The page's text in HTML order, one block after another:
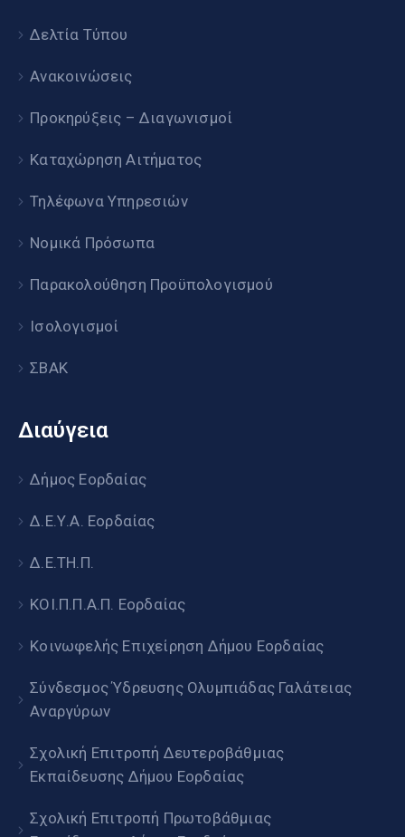
Δελτία Τύπου
Ανακοινώσεις
Προκηρύξεις – Διαγωνισμοί
Καταχώρηση Αιτήματος
Τηλέφωνα Υπηρεσιών
Νομικά Πρόσωπα
Παρακολούθηση Προϋπολογισμού
Ισολογισμοί
ΣΒΑΚ
Διαύγεια
Δήμος Εορδαίας
Δ.Ε.Υ.Α. Εορδαίας
Δ.Ε.ΤΗ.Π.
ΚΟΙ.Π.Π.Α.Π. Εορδαίας
Κοινωφελής Επιχείρηση Δήμου Εορδαίας
Σύνδεσμος Ύδρευσης Ολυμπιάδας Γαλάτειας
Αναργύρων
Σχολική Επιτροπή Δευτεροβάθμιας
Εκπαίδευσης Δήμου Εορδαίας
Σχολική Επιτροπή Πρωτοβάθμιας